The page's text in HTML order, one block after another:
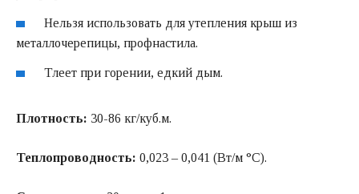
Нельзя использовать для утепления крыш из
металлочерепицы, профнастила.
Тлеет при горении, едкий дым.
Плотность: 30-86 кг/куб.м.
Теплопроводность: 0,023 – 0,041 (Вт/м °C).